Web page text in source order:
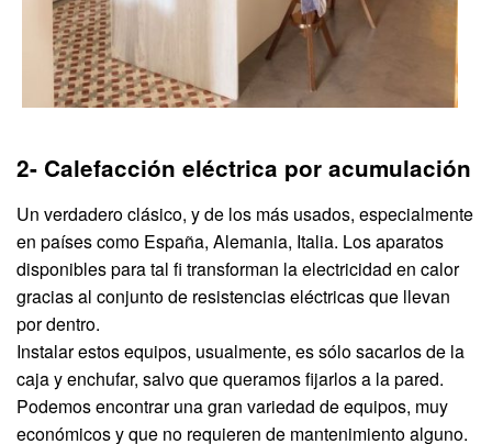
2- Calefacción eléctrica por acumulación
Un verdadero clásico, y de los más usados, especialmente
en países como España, Alemania, Italia. Los aparatos
disponibles para tal fi transforman la electricidad en calor
gracias al conjunto de resistencias eléctricas que llevan
por dentro.
Instalar estos equipos, usualmente, es sólo sacarlos de la
caja y enchufar, salvo que queramos fijarlos a la pared.
Podemos encontrar una gran variedad de equipos, muy
económicos y que no requieren de mantenimiento alguno.